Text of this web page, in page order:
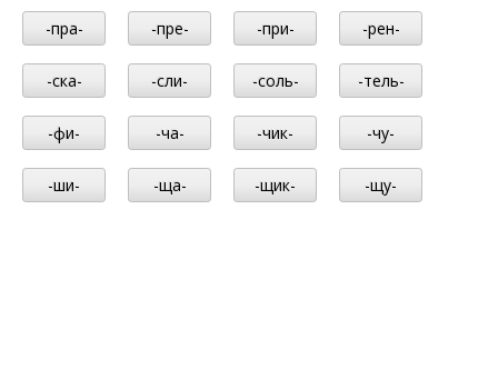
-пра- -пре- -при- -рен-
-ска- -сли- -соль- -тель-
-фи- -ча- -чик- -чу-
-ши- -ща- -щик- -щу-